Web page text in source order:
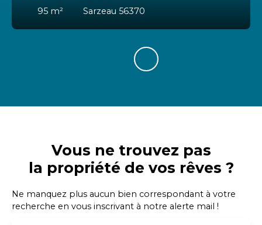
95 m² Sarzeau 56370
Vous ne trouvez pas
la propriété de vos rêves ?
Ne manquez plus aucun bien correspondant à votre
recherche en vous inscrivant à notre alerte mail !